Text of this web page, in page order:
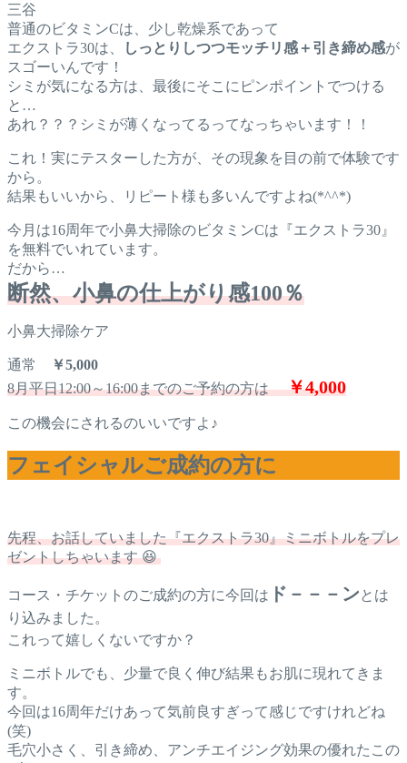
三谷
普通のビタミンCは、少し乾燥系であって
エクストラ30は、
しっとりしつつモッチリ感＋引き締め感が
スゴーいんです！
シミが気になる方は、最後にそこにピンポイントでつける
と…
あれ？？？シミが薄くなってるってなっちゃいます！！
これ！実にテスターした方が、その現象を目の前で体験です
から。
結果もいいから、リピート様も多いんですよね(*^^*)
今月は16周年で小鼻大掃除のビタミンCは『エクストラ30』
を無料でいれています。
だから…
断然、小鼻の仕上がり感100％
小鼻大掃除ケア
通常
￥5,000
8月平日12:00～16:00までのご予約の方は￥4,000
この機会にされるのいいですよ♪
フェイシャルご成約の方に
先程、お話していました『エクストラ30』ミニボトルをプレ
ゼントしちゃいます 😆
コース・チケットのご成約の方に今回は ド－－－ン とは
り込みました。
これって嬉しくないですか？
ミニボトルでも、少量で良く伸び結果もお肌に現れてきま
す。
今回は16周年だけあって気前良すぎって感じですけれどね
(笑)
毛穴小さく、引き締め、アンチエイジング効果の優れたこの